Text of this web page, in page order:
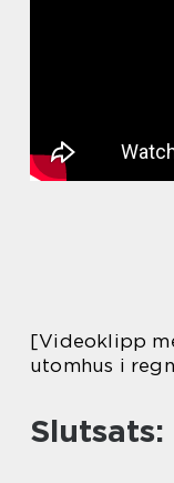
[Videoklipp
utomhus i
Slutsats: